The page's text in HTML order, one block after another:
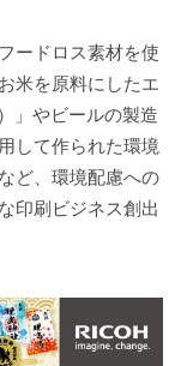
ードロス素材を使
米を原料にしたエ
」やビールの製造
して作られた環境
ど、環境配慮への
印刷ビジネス創出